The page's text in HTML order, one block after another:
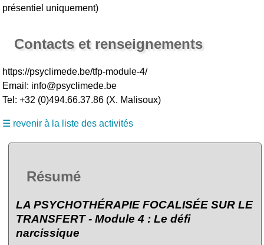
présentiel uniquement)
Contacts et renseignements
https://psyclimede.be/tfp-module-4/
Email: info@psyclimede.be
Tel: +32 (0)494.66.37.86 (X. Malisoux)
☰ revenir à la liste des activités
Résumé
LA PSYCHOTHÉRAPIE FOCALISÉE SUR LE
TRANSFERT - Module 4 : Le défi
narcissique